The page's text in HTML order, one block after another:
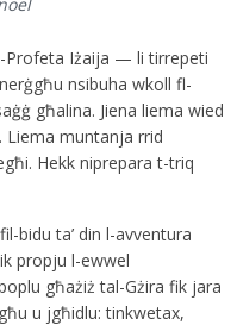
Profeta Iżaija — li tirrepeti
nsibuha wkoll fl-
għalina. Jiena liema wied
Liema muntanja rrid
Hekk niprepara t-triq
bidu ta’ din l-avventura
propju l-ewwel
għażiż tal-Gżira fik jara
u jgħidlu: tinkwetax,